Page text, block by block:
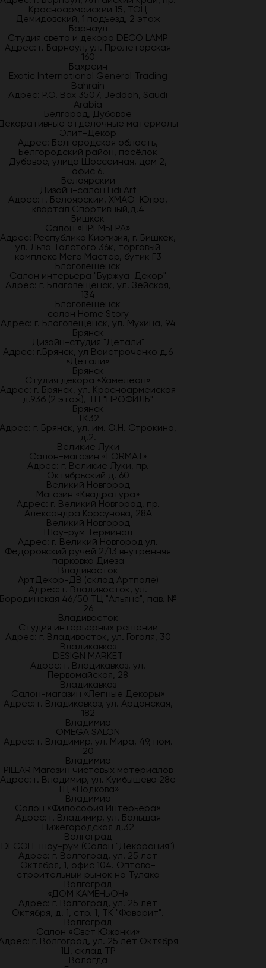
Красноармейский 15, ТОЦ
Демидовский, 1 подъезд, 2 этаж
Барнаул
Студия света и декора DECO LAMP
Адрес: г. Барнаул, ул. Пролетарская
160
Бахрейн
Exotic International General Trading
Bahrain
Адрес: P.O. Box 3507, Jeddah, Saudi
Arabia
Белгород, Дубовое
отделочные материалы
Элит-Декор
Адрес: Белгородская область,
Белгородский район, посёлок
Дубовое, улица Шоссейная, дом 2,
офис 6.
Белоярский
Дизайн-салон Lidi Art
Адрес: г. Белоярский, ХМАО-Югра,
квартал Спортивный,д.4
Бишкек
Салон «ПРЕМЬЕРА»
Адрес: Республика Киргизия, г. Бишкек,
ул. Льва Толстого 36к, торговый
комплекс Мега Мастер, бутик Г3
Благовещенск
Салон интерьера "Буржуа-Декор"
Адрес: г. Благовещенск, ул. Зейская,
134
Благовещенск
салон Home Story
Адрес: г. Благовещенск, ул. Мухина, 94
Брянск
Дизайн-студия "Детали"
Адрес: г.Брянск, ул Войстроченко д.6
«Детали»
Брянск
Студия декора «Хамелеон»
Адрес: г. Брянск, ул. Красноармейская
д.93б (2 этаж), ТЦ "ПРОФИЛЬ"
Брянск
ТК32
Адрес: г. Брянск, ул. им. О.Н. Строкина,
д.2.
Великие Луки
Салон-магазин «FORMAT»
Адрес: г. Великие Луки, пр.
Октябрьский д. 60
Великий Новгород
Магазин «Квадратура»
Адрес: г. Великий Новгород, пр.
Александра Корсунова, 28А
Великий Новгород
Шоу-рум Терминал
Адрес: г. Великий Новгород ул.
Федоровский ручей 2/13 внутренняя
парковка Диеза
Владивосток
АртДекор-ДВ (склад Артполе)
Адрес: г. Владивосток, ул.
46/50 ТЦ "Альянс", пав. №
26
Владивосток
Студия интерьерных решений
Адрес: г. Владивосток, ул. Гоголя, 30
Владикавказ
DESIGN MARKET
Адрес: г. Владикавказ, ул.
Первомайская, 28
Владикавказ
Салон-магазин «Лепные Декоры»
Адрес: г. Владикавказ, ул. Ардонская,
182
Владимир
OMEGA SALON
Адрес: г. Владимир, ул. Мира, 49, пом.
20
Владимир
PILLAR Магазин чистовых материалов
Адрес: г. Владимир, ул. Куйбышева 28е
ТЦ «Подкова»
Владимир
Салон «Философия Интерьера»
Адрес: г. Владимир, ул. Большая
Нижегородская д.32
Волгоград
DECOLE шоу-рум (Салон "Декорация")
Адрес: г. Волгоград, ул. 25 лет
Октября, 1, офис 104. Оптово-
строительный рынок на Тулака
Волгоград
«ДОМ КАМЕНЬОН»
Адрес: г. Волгоград, ул. 25 лет
Октября, д. 1, стр. 1, ТК "Фаворит".
Волгоград
Салон «Свет Южанки»
г. Волгоград, ул. 25 лет Октября
1Ц, склад ТР
Вологда